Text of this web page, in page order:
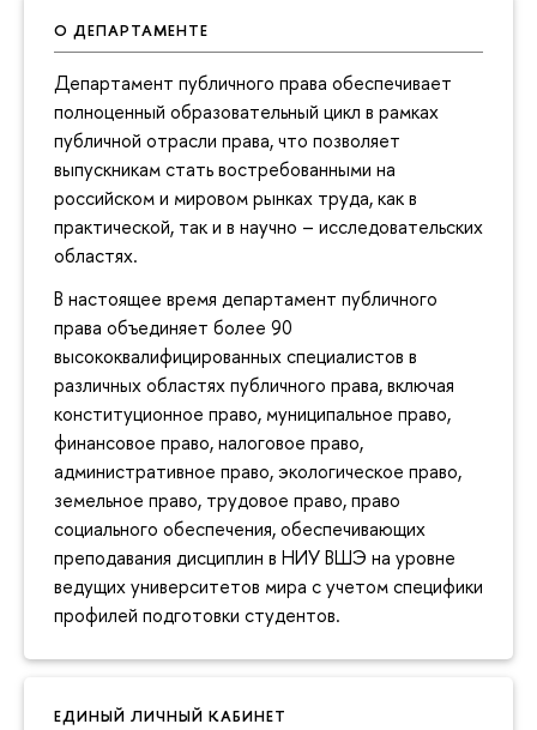
О ДЕПАРТАМЕНТЕ
Департамент публичного права обеспечивает
полноценный образовательный цикл в рамках
публичной отрасли права, что позволяет
выпускникам стать востребованными на
российском и мировом рынках труда, как в
практической, так и в научно – исследовательских
областях.
В настоящее время департамент публичного
права объединяет более 90
высококвалифицированных специалистов в
различных областях публичного права, включая
конституционное право, муниципальное право,
финансовое право, налоговое право,
административное право, экологическое право,
земельное право, трудовое право, право
социального обеспечения, обеспечивающих
преподавания дисциплин в НИУ ВШЭ на уровне
ведущих университетов мира с учетом специфики
профилей подготовки студентов.
ЕДИНЫЙ ЛИЧНЫЙ КАБИНЕТ